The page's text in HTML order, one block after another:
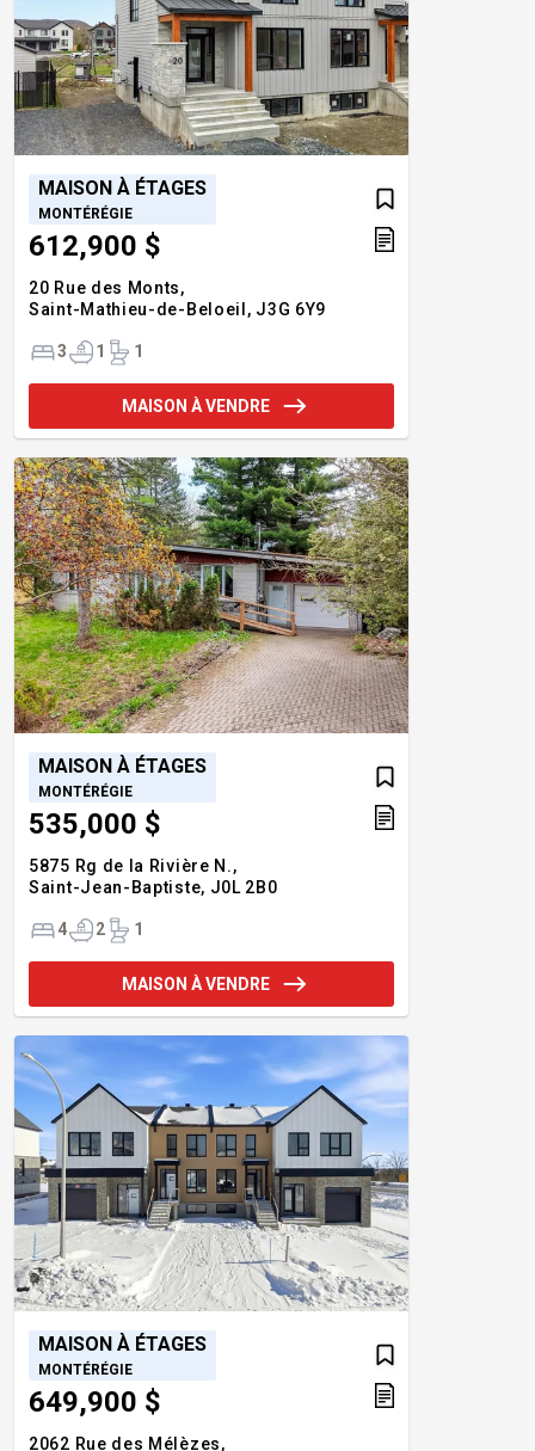
MAISON À ÉTAGES
MONTÉRÉGIE
612,900 $
20 Rue des Monts,
Saint-Mathieu-de-Beloeil, J3G 6Y9
3 1 1
MAISON À VENDRE
MAISON À ÉTAGES
MONTÉRÉGIE
535,000 $
5875 Rg de la Rivière N.,
Saint-Jean-Baptiste, J0L 2B0
4 2 1
MAISON À VENDRE
MAISON À ÉTAGES
MONTÉRÉGIE
649,900 $
2062 Rue des Mélèzes,